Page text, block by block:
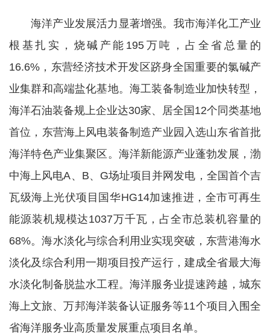
海洋产业发展活力显著增强。我市海洋化工产业
根基扎实，烧碱产能195万吨，占全省总量的
16.6%，东营经济技术开发区跻身全国重要的氯碱产
业集群和高端盐化基地。海工装备制造业加快转型，
海洋石油装备规上企业达30家、居全国12个同类基地
首位，东营海上风电装备制造产业园入选山东省首批
海洋特色产业集聚区。海洋新能源产业蓬勃发展，渤
中海上风电A、B、G场址项目并网发电，全国首个吉
瓦级海上光伏项目国华HG14加速推进，全市可再生
能源装机规模达1037万千瓦，占全市总装机容量的
68%。海水淡化与综合利用业实现突破，东营港海水
淡化及综合利用一期项目投产运行，建成全省最大海
水淡化制备脱盐水工程。海洋服务业提速跨越，城东
海上文旅、万邦海洋装备认证服务等11个项目入围全
省海洋服务业高质量发展重点项目名单。